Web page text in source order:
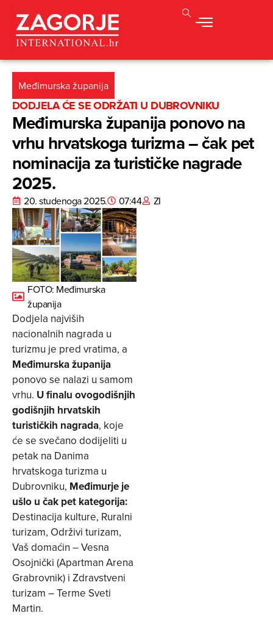
Međimurska županija
DODJELA ĆE SE ODRŽATI U DUBROVNIKU
Međimurska županija ponovo na
vrhu hrvatskoga turizma – čak pet
nominacija za turističke nagrade
2025.
20. studenoga 2025. 07:44 ZI
FOTO: Međimurska
županija
Dodjela najviših
nacionalnih nagrada u
turizmu je pred vratima, a
Međimurska županija
ponovo se nalazi u samom
vrhu. U finalu ovogodišnjih
godišnjih hrvatskih
turističkih nagrada, koje
će se svečano dodijeliti u
petak na Danima
hrvatskoga turizma u
Dubrovniku, Međimurje je
ušlo u čak pet kategorija:
Destinacija kulture, Ruralni
turizam, Održivi turizam,
Vaš domaćin – Vesna
Osojnički (Apartman Arena
Grabrovnik) i Zdravstveni
turizam – Terme Sveti
Martin.